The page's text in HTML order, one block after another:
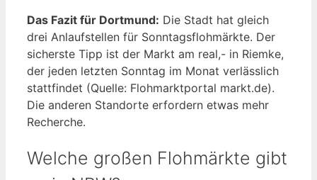
Das Fazit für Dortmund: Die Stadt hat gleich
drei Anlaufstellen für Sonntagsflohmärkte. Der
sicherste Tipp ist der Markt am real,- in Riemke,
der jeden letzten Sonntag im Monat verlässlich
stattfindet (Quelle: Flohmarktportal markt.de).
Die anderen Standorte erfordern etwas mehr
Recherche.
Welche großen Flohmärkte gibt